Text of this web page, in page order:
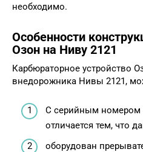
необходимо.
Особенности
Озон на Ниву 2121
Карбюраторное устройство
внедорожника Нивы 2121,
С серийным номером
отличается тем, что
оборудован